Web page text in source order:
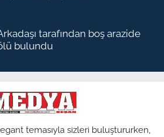
tarafından boş arazide
bulundu
temasıyla sizleri buluştururken,